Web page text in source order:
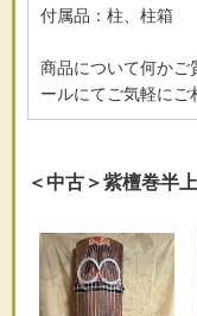
付属品：柱、柱箱
商品について何かご
ールにてご気軽にご
＜中古＞紫檀巻半